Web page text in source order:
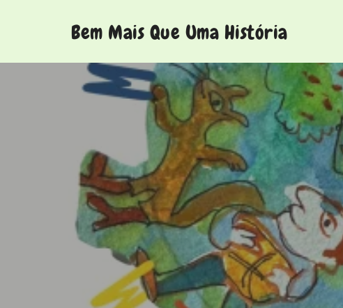
Bem Mais Que Uma História
Histórias para ver de olhos fechados